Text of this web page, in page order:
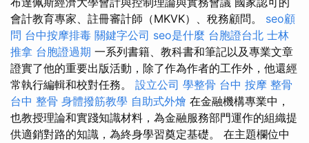
會計教育專家、註冊審計師（MKVK）、稅務顧問。 seo顧
問 台中按摩排毒 關鍵字公司 seo是什麼 台胞證台北 士林
推拿 台胞證過期 一系列書籍、教科書和筆記以及專業文章
證實了他的重要出版活動，除了作為作者的工作外，他還經
常執行編輯和校對任務。 設立公司 學整骨 台中 按摩 整骨
台中 整骨 身體撥筋教學 自助式外燴 在金融機構專業中，
也教授理論和實踐知識材料，為金融服務部門運作的組織提
供適銷對路的知識，為終身學習奠定基礎。 在主題欄位中